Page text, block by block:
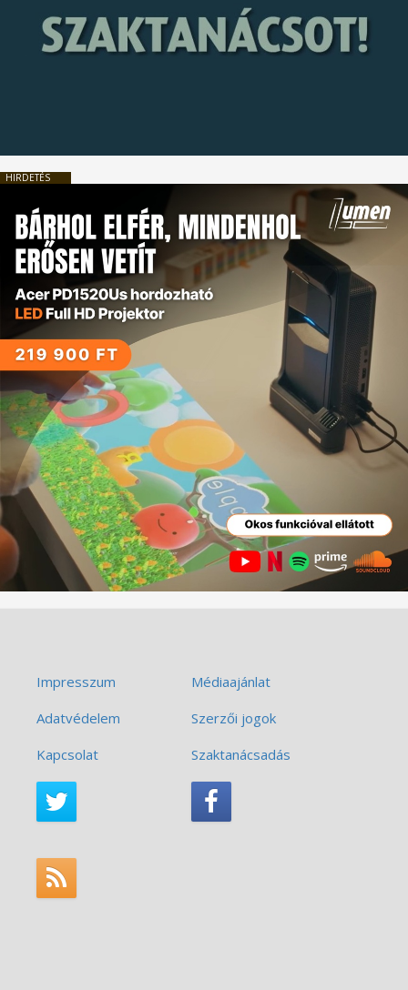
HIRDETÉS
Impresszum
Médiaajánlat
Adatvédelem
Szerzői jogok
Kapcsolat
Szaktanácsadás